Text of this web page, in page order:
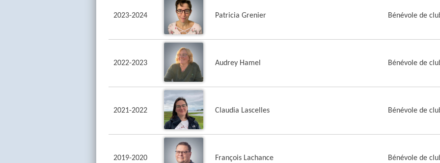
2023-2024 Patricia Grenier Bénévole de
2022-2023 Audrey Hamel Bénévole de
2021-2022 Claudia Lascelles Bénévole de
2019-2020 François Lachance Bénévole de